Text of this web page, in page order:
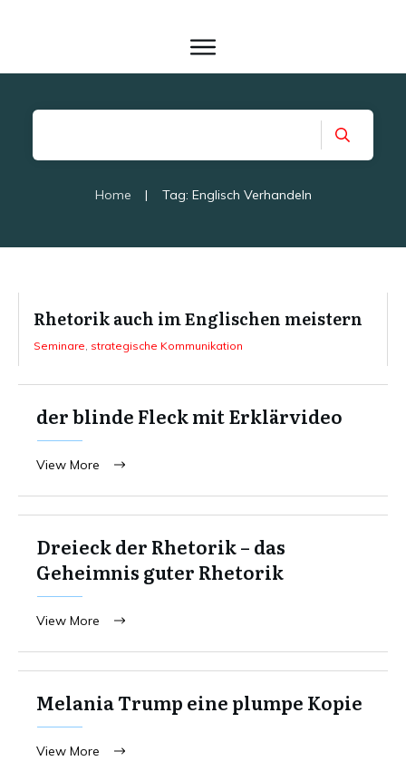
Home | Tag: Englisch Verhandeln
Rhetorik auch im Englischen meistern
Seminare strategische Kommunikation
der blinde Fleck mit Erklärvideo
View More
Dreieck der Rhetorik – das
Geheimnis guter Rhetorik
View More
Melania Trump eine plumpe Kopie
View More